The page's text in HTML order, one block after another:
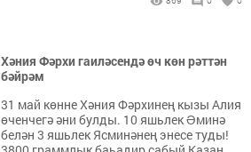
Хәния Фәрхи гаиләсендә өч көн рәттән
бәйрәм
31 май көнне Хәния Фәрхинең кызы Алия
өченчегә әни булды. 10 яшьлек Əминә
белән 3 яшьлек Ясминәнең энесе туды!